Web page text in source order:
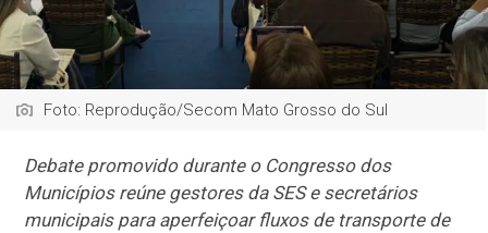
Foto: Reprodução/Secom Mato Grosso do Sul
Debate promovido durante o Congresso dos
Municípios reúne gestores da SES e secretários
municipais para aperfeiçoar fluxos de transporte de